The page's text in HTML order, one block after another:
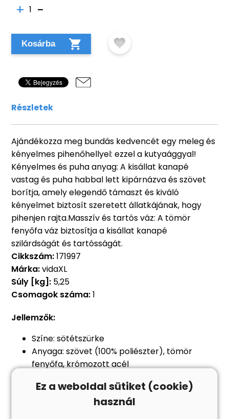
1
Kosárba
Részletek
Ajándékozza meg bundás kedvencét egy meleg és
kényelmes pihenőhellyel: ezzel a kutyaággyal!
Kényelmes és puha anyag: A kisállat kanapé
vastag és puha habbal lett kipárnázva és szövet
borítja, amely elegendő támaszt és kiváló
kényelmet biztosít szeretett állatkájának, hogy
pihenjen rajta.Masszív és tartós váz: A tömör
fenyőfa váz biztosítja a kisállat kanapé
szilárdságát és tartósságát.
Cikkszám:171997
Márka:vidaXL
Súly [kg]: 5,25
Csomagok száma:1
Jellemzők:
Színe: sötétszürke
Anyaga: szövet (100% poliészter), tömör
fenyőfa, krómozott acél
Mérete: 70 x 45 x 28 cm (Szé x Mé x Ma)
Alvórész mérete: 43 x 36 cm (Szé x Mé)
Ez a weboldal sütiket (cookie)
használ